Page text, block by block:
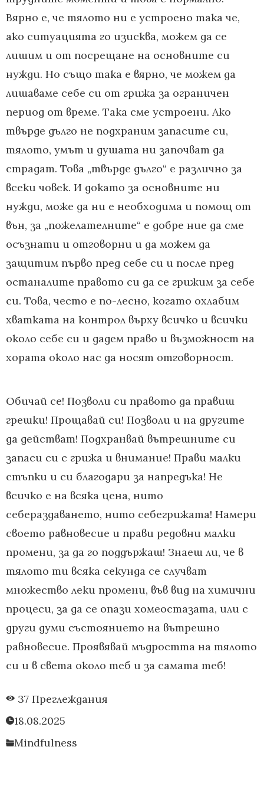
Вярно е, че тялото ни е устроено така че,
ако ситуацията го изисква, можем да се
лишим и от посрещане на основните си
нужди. Но също така е вярно, че можем да
лишаваме себе си от грижа за ограничен
период от време. Така сме устроени. Ако
твърде дълго не подхраним запасите си,
тялото, умът и душата ни започват да
страдат. Това „твърде дълго“ е различно за
всеки човек. И докато за основните ни
нужди, може да ни е необходима и помощ от
вън, за „пожелателните“ е добре ние да сме
осъзнати и отговорни и да можем да
защитим първо пред себе си и после пред
останалите правото си да се грижим за себе
си. Това, често е по-лесно, когато охлабим
хватката на контрол върху всичко и всички
около себе си и дадем право и възможност на
хората около нас да носят отговорност.
Обичай се! Позволи си правото да правиш
грешки! Прощавай си! Позволи и на другите
да действат! Подхранвай вътрешните си
запаси си с грижа и внимание! Прави малки
стъпки и си благодари за напредъка! Не
всичко е на всяка цена, нито
себераздаването, нито себегрижата! Намери
своето равновесие и прави редовни малки
промени, за да го поддържаш! Знаеш ли, че в
тялото ти всяка секунда се случват
множество леки промени, във вид на химични
процеси, за да се опази хомеостазата, или с
други думи състоянието на вътрешно
равновесие. Проявявай мъдростта на тялото
си и в света около теб и за самата теб!
37 Преглеждания
18.08.2025
Mindfulness